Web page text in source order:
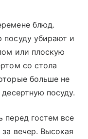
блюд.
посуду убирают и
или плоскую
со стола
больше не
посуду.
перед гостем все
вечер. Высокая